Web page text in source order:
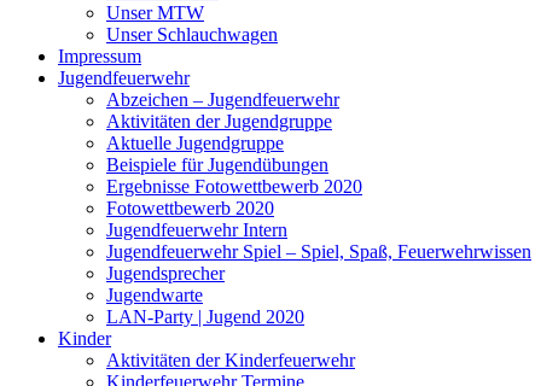
Unser MTW
Unser Schlauchwagen
Impressum
Jugendfeuerwehr
Abzeichen – Jugendfeuerwehr
Aktivitäten der Jugendgruppe
Aktuelle Jugendgruppe
Beispiele für Jugendübungen
Ergebnisse Fotowettbewerb 2020
Fotowettbewerb 2020
Jugendfeuerwehr Intern
Jugendfeuerwehr Spiel – Spiel, Spaß, Feuerwehrwissen
Jugendsprecher
Jugendwarte
LAN-Party | Jugend 2020
Kinder
Aktivitäten der Kinderfeuerwehr
Kinderfeuerwehr Termine